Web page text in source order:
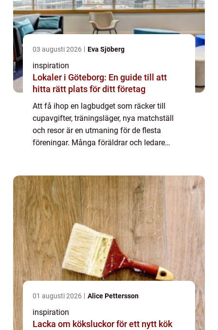
03 augusti 2026 Eva Sjöberg
inspiration
Lokaler i Göteborg: En guide till att
hitta rätt plats för ditt företag
Att få ihop en lagbudget som räcker till
cupavgifter, träningsläger, nya matchställ
och resor är en utmaning för de flesta
föreningar. Många föräldrar och ledare
Samtidigt v...
01 augusti 2026 Alice Pettersson
inspiration
Lacka om köksluckor för ett nytt kök